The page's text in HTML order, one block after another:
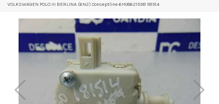
VOLKSWAGEN POLO III BERLINA (6N2) Conceptline 6H0862159B 181514